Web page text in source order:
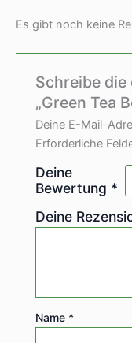
Es gibt noch keine
Schreibe die
„Green Tea
Deine E-Mail-
Erforderliche
Deine
Bewertung *
Deine
Name *